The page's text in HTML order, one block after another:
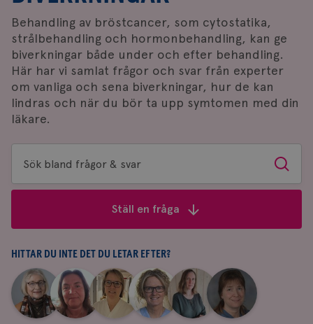
Behandling av bröstcancer, som cytostatika,
strålbehandling och hormonbehandling, kan ge
biverkningar både under och efter behandling.
Här har vi samlat frågor och svar från experter
om vanliga och sena biverkningar, hur de kan
lindras och när du bör ta upp symtomen med din
läkare.
Sök
bland
&
svar
Sök
Ställ en fråga
HITTAR DU INTE DET DU LETAR EFTER?
Aina
Johnsson
|
Anne
Andersson
Fredrika
Killander
|
Jeanette
Bäcklund
|
Maria
Edegran
|
Yvette
Andersson